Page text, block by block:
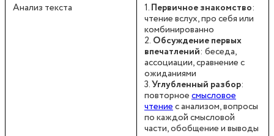
Анализ текста
1.Первичное знакомство:
чтение вслух, про себя или
комбинированно
2. Обсуждение первых
впечатлений: беседа,
ассоциации, сравнение с
ожиданиями
3.Углубленный разбор:
повторноесмысловое
чтениес анализом, вопросы
по каждой смысловой
части, обобщение и выводы